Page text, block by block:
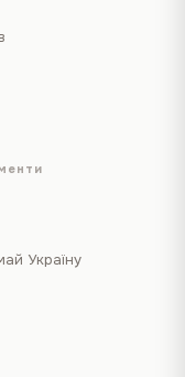
Україну